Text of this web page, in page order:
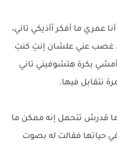
عمري ما أفكر أأذيكي تاني،
غصب عني علشان إنتِ كنتِ
بكرة هتشوفيني تاني
نتقابل فيها.
قدرش تتحمل إنه ممكن ما
حياتها فقالت له بصوت